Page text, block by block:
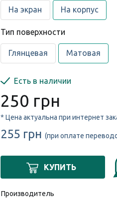
На экран На корпус
Тип поверхности
Глянцевая Матовая
Есть в наличии
250 грн
* Цена актуальна при интернет
255 грн (при оплате
КУПИТЬ
Производитель